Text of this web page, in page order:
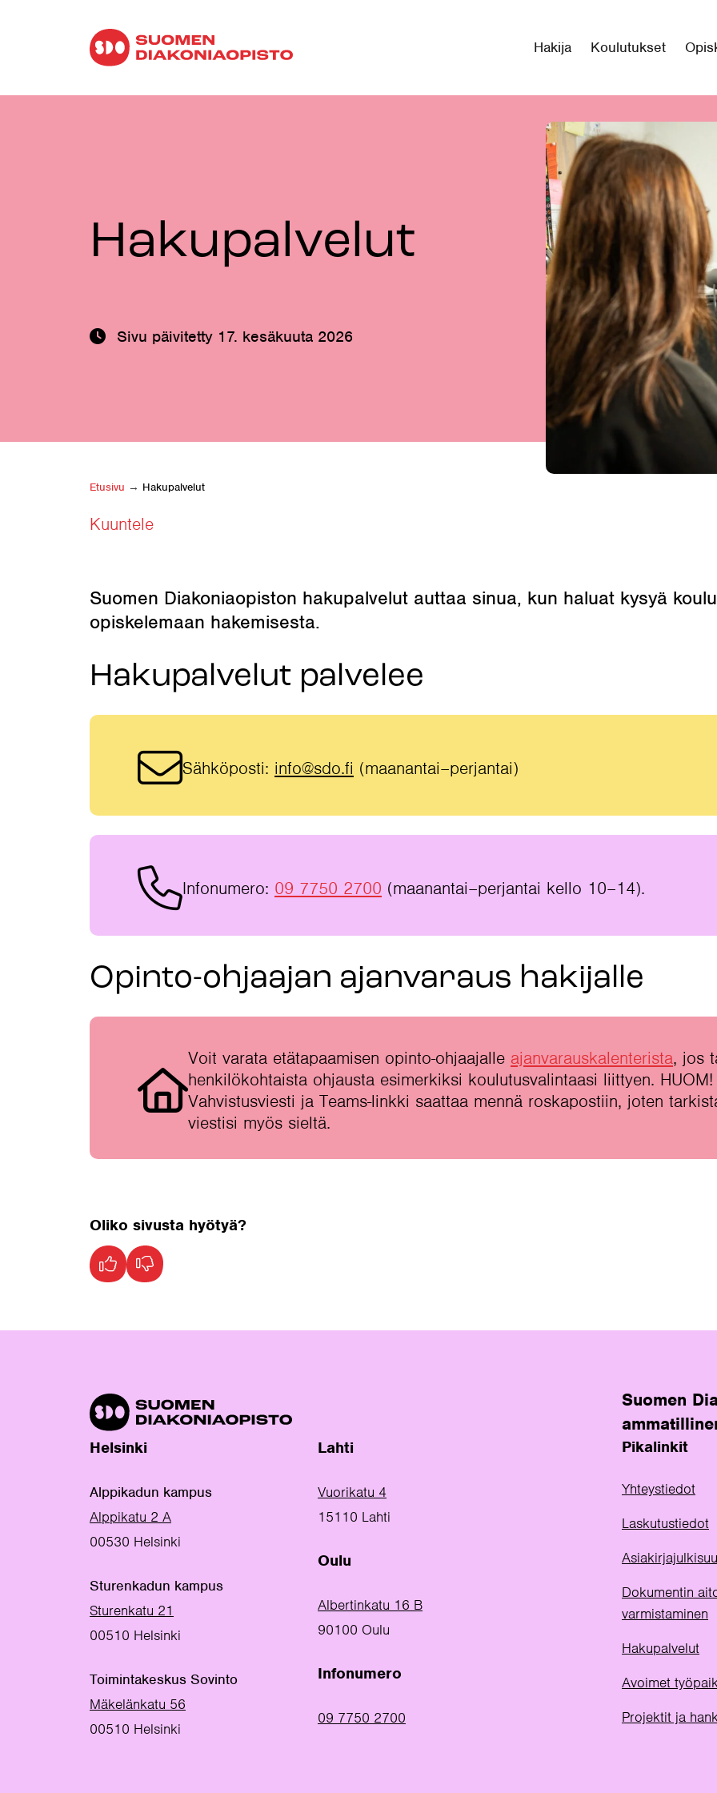
Hakija Koulutukset
Hakupalvelut
Sivu päivitetty 17. kesäkuuta 2026
Etusivu → Hakupalvelut
Kuuntele
Suomen Diakoniaopiston hakupalvelut auttaa sinua, kun haluat kysyä
opiskelemaan hakemisesta.
Hakupalvelut palvelee
Sähköposti: info@sdo.fi (maanantai–perjantai)
Infonumero: 09 7750 2700 (maanantai–perjantai kello 10–14).
Opinto-ohjaajan ajanvaraus hakijalle
Voit varata etätapaamisen opinto-ohjaajalle ajanvarauskalenterista, jos
henkilökohtaista ohjausta esimerkiksi koulutusvalintaasi liittyen. HUOM!
Vahvistusviesti ja Teams-linkki saattaa mennä roskapostiin, joten
viestisi myös sieltä.
Oliko sivusta hyötyä?
Suomen
Helsinki
Alppikadun kampus
Alppikatu 2 A
00530 Helsinki
Sturenkadun kampus
Sturenkatu 21
00510 Helsinki
Toimintakeskus Sovinto
Mäkelänkatu 56
00510 Helsinki
Lahti
Vuorikatu 4
15110 Lahti
Oulu
Albertinkatu 16 B
90100 Oulu
Infonumero
09 7750 2700
Pikalinkit
Yhteystiedot
Laskutustiedot
Dokumentin
varmistaminen
Hakupalvelut
Avoimet
Projektit ja